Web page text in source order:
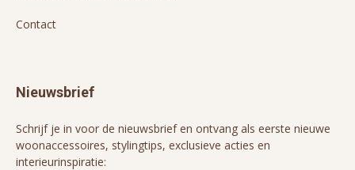
Contact
Nieuwsbrief
Schrijf je in voor de nieuwsbrief en ontvang als eerste nieuwe
woonaccessoires, stylingtips, exclusieve acties en
interieurinspiratie: